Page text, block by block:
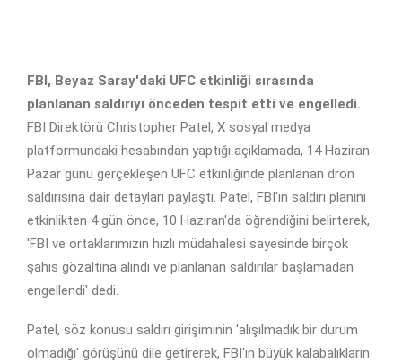
FBI, Beyaz Saray'daki UFC etkinliği sırasında
planlanan saldırıyı önceden tespit etti ve engelledi.
FBI Direktörü Christopher Patel, X sosyal medya
platformundaki hesabından yaptığı açıklamada, 14 Haziran
Pazar günü gerçekleşen UFC etkinliğinde planlanan dron
saldırısına dair detayları paylaştı. Patel, FBI'ın saldırı planını
etkinlikten 4 gün önce, 10 Haziran'da öğrendiğini belirterek,
'FBI ve ortaklarımızın hızlı müdahalesi sayesinde birçok
şahıs gözaltına alındı ve planlanan saldırılar başlamadan
engellendi' dedi.
Patel, söz konusu saldırı girişiminin 'alışılmadık bir durum
olmadığı' görüşünü dile getirerek, FBI'ın büyük kalabalıkların